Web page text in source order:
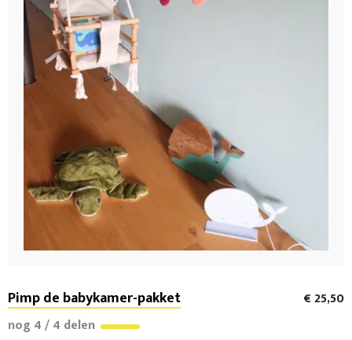
Pimp de babykamer-pakket
€ 25,50
nog 4 / 4 delen